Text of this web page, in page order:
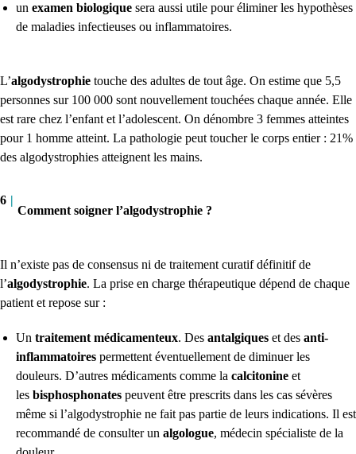
un examen biologique sera aussi utile pour éliminer les hypothèses
de maladies infectieuses ou inflammatoires.
L’algodystrophie touche des adultes de tout âge. On estime que 5,5
personnes sur 100 000 sont nouvellement touchées chaque année. Elle
est rare chez l’enfant et l’adolescent. On dénombre 3 femmes atteintes
pour 1 homme atteint. La pathologie peut toucher le corps entier : 21%
des algodystrophies atteignent les mains.
6 |
Comment soigner l’algodystrophie ?
Il n’existe pas de consensus ni de traitement curatif définitif de
l’algodystrophie. La prise en charge thérapeutique dépend de chaque
patient et repose sur :
Un traitement médicamenteux. Des antalgiques et des anti-
inflammatoires permettent éventuellement de diminuer les
douleurs. D’autres médicaments comme la calcitonine et
les bisphosphonates peuvent être prescrits dans les cas sévères
même si l’algodystrophie ne fait pas partie de leurs indications. Il est
recommandé de consulter un algologue, médecin spécialiste de la